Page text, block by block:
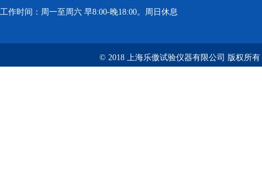
工作时间：周一至周六 早8:00-晚18:00。周日休息
© 2018 上海乐傲试验仪器有限公司 版权所